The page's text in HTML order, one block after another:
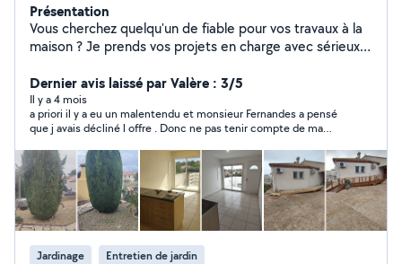
Présentation
Vous cherchez quelqu'un de fiable pour vos travaux à la
maison ? Je prends vos projets en charge avec sérieux
durable. J'attache autant d'importance au travail bien
fait qu'au contact humain : mon objectif est de vous
faciliter la vie, tout en vous laissant un chantier soigné et
parfaitement réalisé. Je peux vous aider pour : Montage
de meubles Peinture Jardinage et petits travaux
extérieurs Aide au déménagement Divers travaux à la
maison Sérieux, ponctuel et à l'écoute Échange clair
avant intervention Tarifs justes, sans surprise N'hésitez
pas à me contacter, je prends le temps de répondre et
de comprendre votre besoin.
Dernier avis laissé par Valère : 3/5
Il y a 4 mois
a priori il y a eu un malentendu et monsieur Fernandes a pensé
que j avais décliné l offre . Donc ne pas tenir compte de ma
Jardinage Entretien de jardin